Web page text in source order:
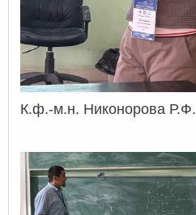
К.ф.-м.н. Никонорова Р.Ф.